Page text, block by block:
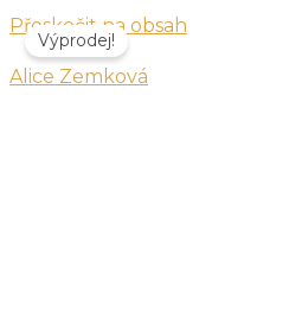
Přeskočit na obsah
Alice Zemková
Výprodej!